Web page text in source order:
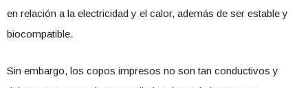
en relación a la electricidad y el calor, además de ser estable y
biocompatible.
Sin embargo, los copos impresos no son tan conductivos y